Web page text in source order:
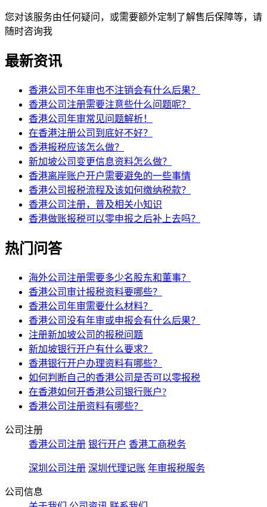
您对该服务由任何疑问，或需要额外定制了解售后保障等，请
随时咨询我
最新资讯
香港公司不年审也不注销会有什么后果？
香港公司注册需要注意些什么问题呢？
香港公司年审常见问题解析！
在香港注册公司到底好不好？
香港报税应该怎么做？
新加坡公司变更信息资料怎么做？
香港离岸账户开户需要避免的一些事情
香港公司报税流程及该如何缴纳税款？
香港公司注册，普及相关小知识
香港做账报税可以零申报之后补上去吗？
热门问答
海外公司注册需要多少名股东和董事？
香港公司审计报税资料要哪些？
香港公司年审需要什么材料？
香港公司没有年审或申报会有什么后果？
注册新加坡公司的报税问题
新加坡银行开户有什么要求？
香港银行开户办理资料有哪些？
如何判断自己的香港公司是否可以零报税
在香港如何开香港公司银行账户?
香港公司注册资料有哪些？
公司注册
香港公司注册 银行开户 香港工商税务
深圳公司注册 深圳代理记账 年审报税服务
公司信息